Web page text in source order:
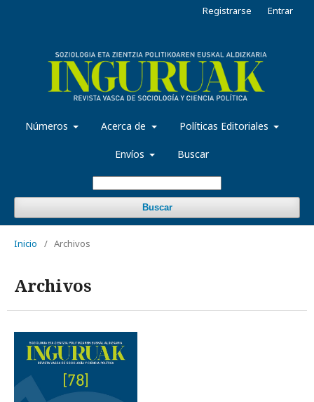
Números Acerca de Políticas Editoriales
Envíos Buscar
Buscar
Registrarse Entrar
Inicio / Archivos
Archivos